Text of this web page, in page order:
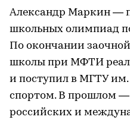
Александр Маркин —
школьных олимпиад
По окончании
школы при МФТИ
и поступил в МГТУ им.
спортом. В прошлом
российских и